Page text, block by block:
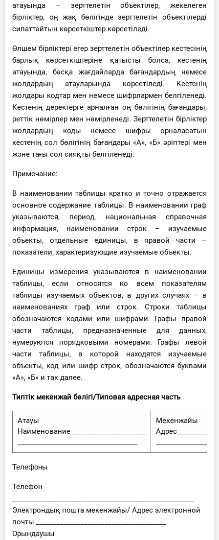
атауында – зерттелетін объектілер, жекелеген
бірліктер, оң жақ бөлігінде зерттелетін объектілерді
сипаттайтын көрсеткіштер көрсетіледі.
Өлшем бірліктері егер зерттелетін объектілер кестесінің
барлық көрсеткіштеріне қатысты болса, кестенің
атауында, басқа жағдайларда бағандардың немесе
жолдардың атауларында көрсетіледі. Кестенің
жолдары кодтар мен немесе шифрлармен белгіленеді.
Кестенің деректерге арналған оң бөлігінің бағандары,
реттік нөмірлер мен нөмірленеді. Зерттелетін бірліктер
жолдардың коды немесе шифры орналасатын
кестенің сол бөлігінің бағандары «А», «Б» әріптері мен
және тағы сол сияқты белгіленеді.
Примечание:
В наименовании таблицы кратко и точно отражается
основное содержание таблицы. В наименовании граф
указываются, период, национальная справочная
информация, наименовании строк – изучаемые
объекты, отдельные единицы, в правой части –
показатели, характеризующие изучаемые объекты.
Единицы измерения указываются в наименовании
таблицы, если относятся ко всем показателям
таблицы изучаемых объектов, в других случаях – в
наименованиях граф или строк. Строки таблицы
обозначаются кодами или шифрами. Графы правой
части таблицы, предназначенные для данных,
нумеруются порядковыми номерами. Графы левой
части таблицы, в которой находятся изучаемые
объекты, код или шифр строк, обозначаются буквами
«А», «Б» и так далее.
Типтік мекенжай бөлігі/Типовая адресная часть
Атауы
Наименование______________________
Мекенжайы
Телефоны
Телефон
Электрондық пошта мекенжайы/ Адрес электронной
почты ______________________________________
Орындаушы